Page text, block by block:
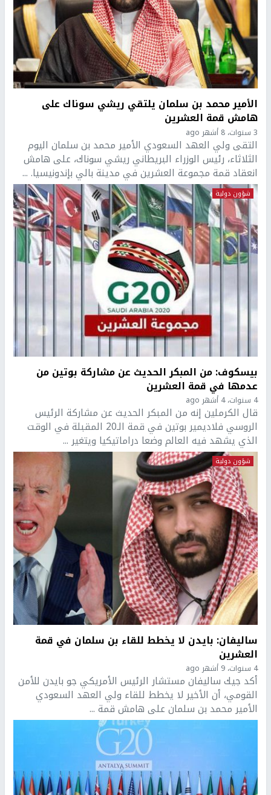
الأمير محمد بن سلمان يلتقي ريشي سوناك على
هامش قمة العشرين
3 سنوات، 8 أشهر ago
التقى ولي العهد السعودي الأمير محمد بن سلمان اليوم
الثلاثاء، رئيس الوزراء البريطاني ريشي سوناك، على هامش
انعقاد قمة مجموعة العشرين في مدينة بالي بإندونيسيا. ...
شؤون دولية
بيسكوف: من المبكر الحديث عن مشاركة بوتين من
عدمها في قمة العشرين
4 سنوات، 4 أشهر ago
قال الكرملين إنه من المبكر الحديث عن مشاركة الرئيس
الروسي فلاديمير بوتين في قمة الـ20 المقبلة في الوقت
الذي يشهد فيه العالم وضعا دراماتيكيا ويتغير ...
شؤون دولية
ساليفان: بايدن لا يخطط للقاء بن سلمان في قمة
العشرين
4 سنوات، 9 أشهر ago
أكد جيك ساليفان مستشار الرئيس الأمريكي جو بايدن للأمن
القومي، أن الأخير لا يخطط للقاء ولي العهد السعودي
الأمير محمد بن سلمان على هامش قمة ...